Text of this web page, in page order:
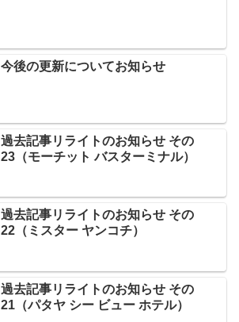
今後の更新についてお知らせ
過去記事リライトのお知らせ その
23（モーチット バスターミナル）
過去記事リライトのお知らせ その
22（ミスター ヤンコチ）
過去記事リライトのお知らせ その
21（パタヤ シー ビュー ホテル）